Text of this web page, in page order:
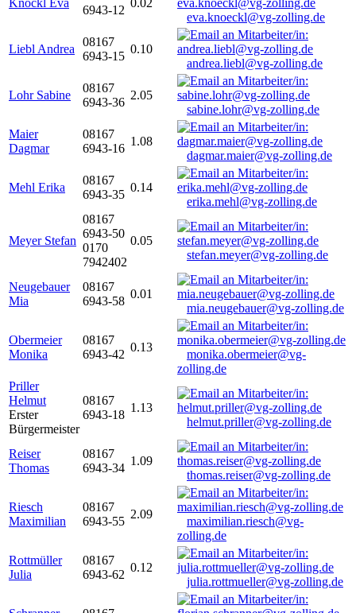
Knöckl Eva
6943-12
0.02
eva.knoeckl@vg-zolling.de
Liebl Andrea
08167
6943-15
0.10
andrea.liebl@vg-zolling.de
Lohr Sabine
08167
6943-36
2.05
sabine.lohr@vg-zolling.de
Maier
Dagmar
08167
6943-16
1.08
dagmar.maier@vg-zolling.de
Mehl Erika
08167
6943-35
0.14
erika.mehl@vg-zolling.de
Meyer Stefan
08167
6943-50
0170
7942402
0.05
stefan.meyer@vg-zolling.de
Neugebauer
Mia
08167
6943-58
0.01
mia.neugebauer@vg-zolling.de
Obermeier
Monika
08167
6943-42
0.13
monika.obermeier@vg-
zolling.de
Priller
Helmut
Erster
Bürgermeister
08167
6943-18
1.13
helmut.priller@vg-zolling.de
Reiser
Thomas
08167
6943-34
1.09
thomas.reiser@vg-zolling.de
Riesch
Maximilian
08167
6943-55
2.09
maximilian.riesch@vg-
zolling.de
Rottmüller
Julia
08167
6943-62
0.12
julia.rottmueller@vg-zolling.de